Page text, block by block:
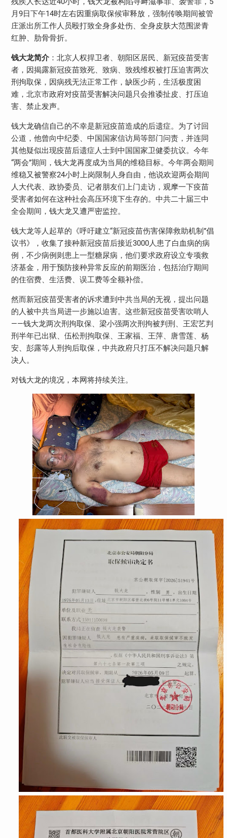
月9日下午14时左右因重病取保候审释放，强制传唤期间被管
庄派出所工作人员殴打致全身多处伤、全身皮肤大范围淤青
红肿、肋骨骨折。
钱大龙简介：北京人权捍卫者、朝阳区居民、新冠疫苗受害
者，因揭露新冠疫苗致死、致病、致残维权被打压迫害两次
刑拘取保，因病残无法正常工作，缺医少药，生活极度困
难，北京市政府对疫苗受害解决问题只会推诿扯皮、打压迫
害、禁止发声。
钱大龙确信自己的不幸是新冠疫苗造成的后遗症。为了讨回
公道，他曾向中纪委、中国国家信访局等部门问责，并连同
其他疑似出现疫苗后遗症人士到中国国家卫健委抗议。今年
“两会”期间，钱大龙再度成为当局的维稳目标。今年两会期间
维稳又被警察24小时上岗限制人身自由，他说欢迎两会期间
人大代表、政协委员、记者朋友们上门走访，观摩一下疫苗
受害者如何在这种社会高压环境下生存的。中共二十届三中
全会期间，钱大龙又遭严密监控。
钱大龙等人起草的《呼吁建立“新冠疫苗伤害保障救助机制”倡
议书》，收集了接种新冠疫苗后接近3000人患了白血病的病
例，不少病例则患上一型糖尿病，他们要求政府设立专项救
济基金，用于预防接种异常反应的前期医治，包括治疗期间
的住宿费、生活费、误工费等全额补偿。
然而新冠疫苗受害者的诉求遭到中共当局的无视，提出问题
的人被中共当局进一步施以迫害。这些新冠疫苗受害吹哨人
——钱大龙两次刑拘取保、梁小强两次刑拘被判刑、王宏艺判
刑半年已出狱、伍松刑拘取保、王家福、王萍、唐雪莲、杨
安、彭露等人刑拘后取保，中共政府只打压不解决问题只解
决人。
对钱大龙的境况，本网将持续关注。